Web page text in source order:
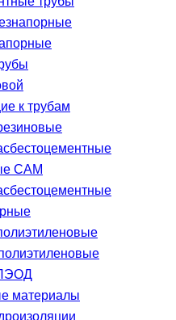
к трубам
САМ
материалы